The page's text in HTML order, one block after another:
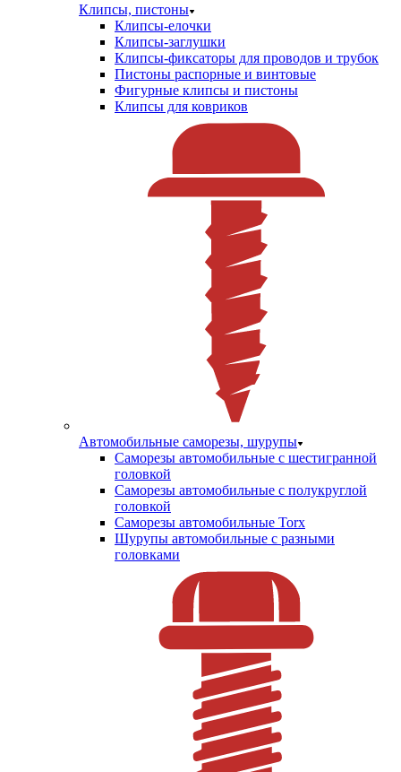
Клипсы, пистоны
Клипсы-елочки
Клипсы-заглушки
Клипсы-фиксаторы для проводов и трубок
Пистоны распорные и винтовые
Фигурные клипсы и пистоны
Клипсы для ковриков
Автомобильные саморезы, шурупы
Саморезы автомобильные с шестигранной
головкой
Саморезы автомобильные с полукруглой
головкой
Саморезы автомобильные Torx
Шурупы автомобильные с разными
головками